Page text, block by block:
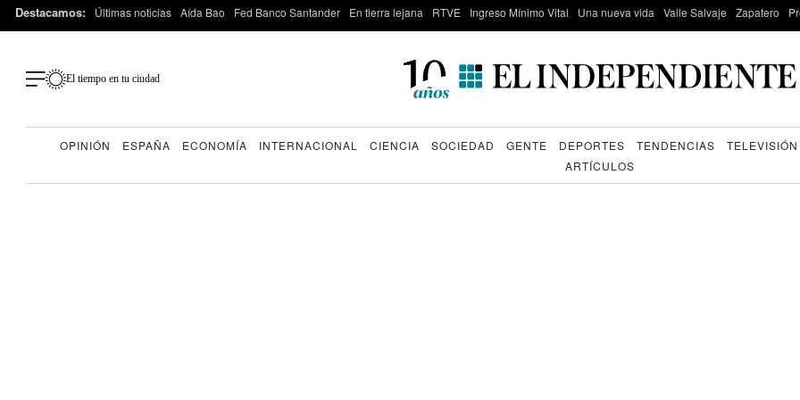
Destacamos: Últimas noticias Aída Bao Fed Banco Santander En tierra lejana RTVE Ingreso Mínimo Vital Una nueva vida Valle Salvaje Zapatero
El tiempo en tu ciudad
OPINIÓN ESPAÑA ECONOMÍA INTERNACIONAL CIENCIA SOCIEDAD GENTE DEPORTES TENDENCIAS
TELEVISIÓN
ARTÍCULOS